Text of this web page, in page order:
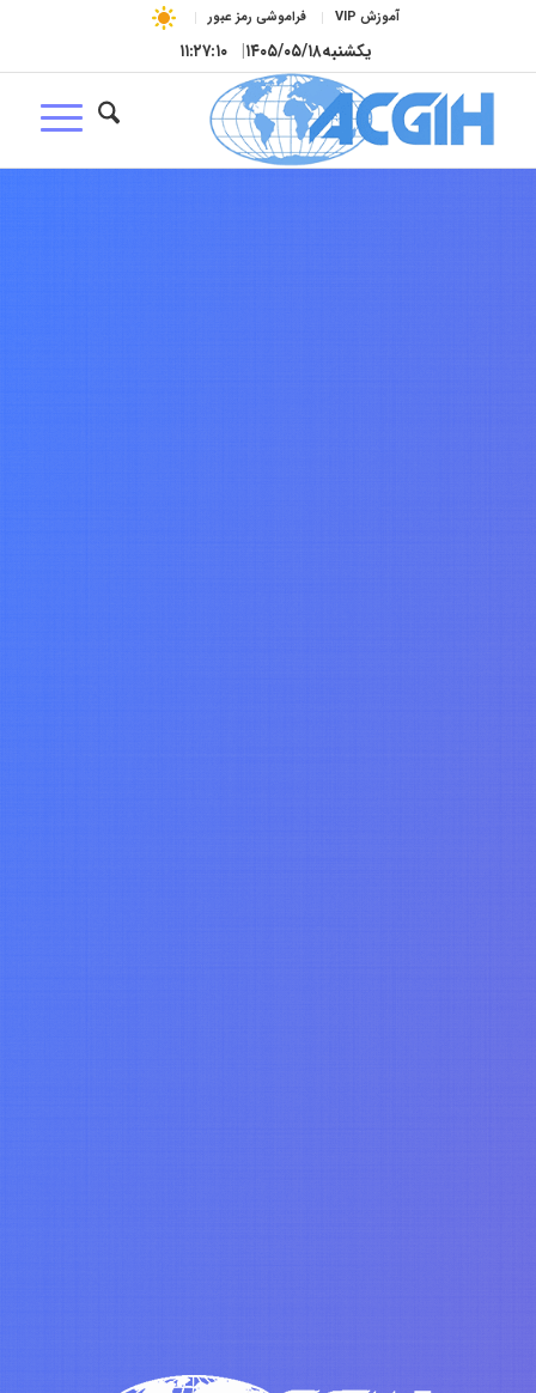
آموزش VIP فراموشی رمز عبور
یکشنبه۱۴۰۵/۰۵/۱۸| ۱۱:۲۷:۱۱